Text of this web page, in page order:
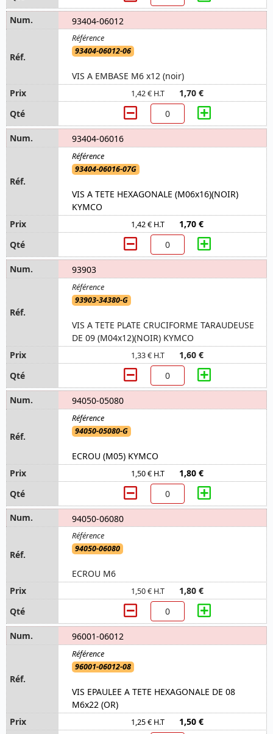
93404-06012
93404-06012-06
VIS A EMBASE M6 x12 (noir)
1,42 € H.T 1,70 €
93404-06016
93404-06016-07G
VIS A TETE HEXAGONALE (M06x16)(NOIR)
KYMCO
1,42 € H.T 1,70 €
93903
93903-34380-G
VIS A TETE PLATE CRUCIFORME TARAUDEUSE
DE 09 (M04x12)(NOIR) KYMCO
1,33 € H.T 1,60 €
94050-05080
94050-05080-G
ECROU (M05) KYMCO
1,50 € H.T 1,80 €
94050-06080
94050-06080
ECROU M6
1,50 € H.T 1,80 €
96001-06012
96001-06012-08
VIS EPAULEE A TETE HEXAGONALE DE 08
M6x22 (OR)
1,25 € H.T 1,50 €